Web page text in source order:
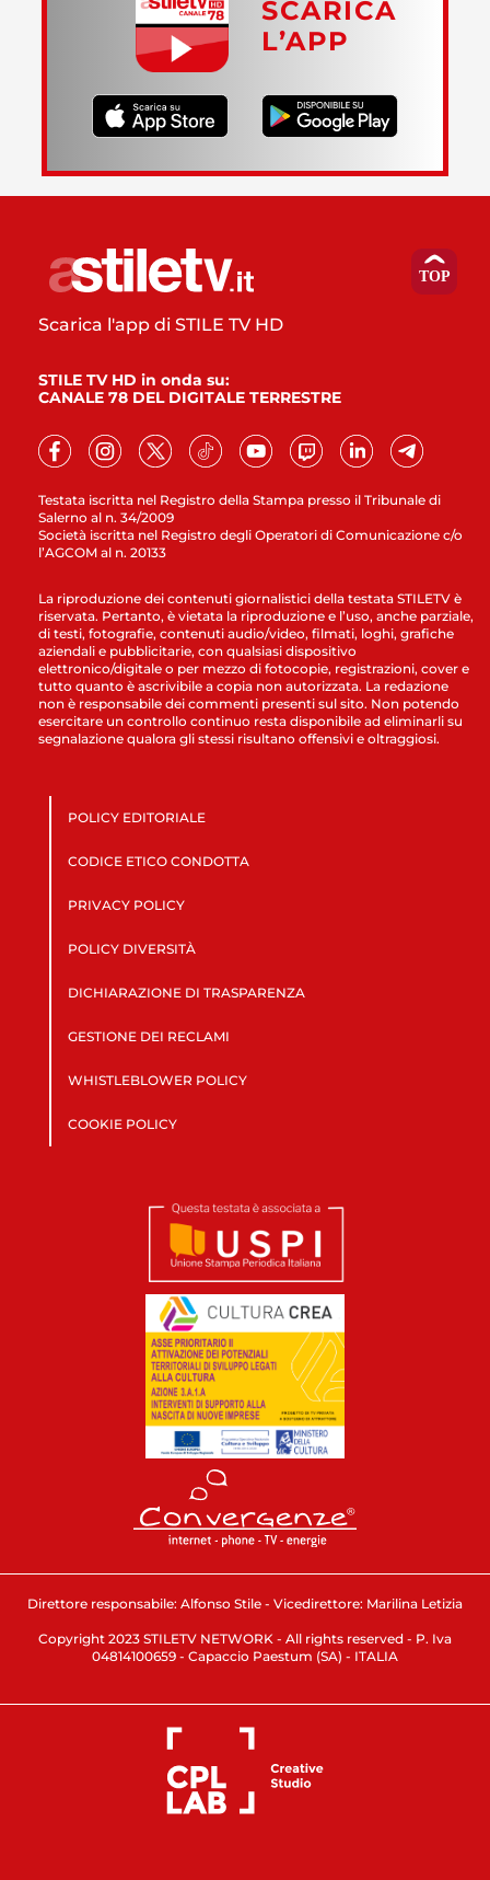
SCARICA
L’APP
Testata iscritta nel Registro della Stampa presso il Tribunale di
Salerno al n. 34/2009
Società iscritta nel Registro degli Operatori di Comunicazione c/o
l’AGCOM al n. 20133
Scarica l'app di STILE TV HD
STILE TV HD in onda su:
CANALE 78 DEL DIGITALE TERRESTRE
La riproduzione dei contenuti giornalistici della testata STILETV è
riservata. Pertanto, è vietata la riproduzione e l’uso, anche parziale,
di testi, fotografie, contenuti audio/video, filmati, loghi, grafiche
aziendali e pubblicitarie, con qualsiasi dispositivo
elettronico/digitale o per mezzo di fotocopie, registrazioni, cover e
tutto quanto è ascrivibile a copia non autorizzata. La redazione
non è responsabile dei commenti presenti sul sito. Non potendo
esercitare un controllo continuo resta disponibile ad eliminarli su
segnalazione qualora gli stessi risultano offensivi e oltraggiosi.
POLICY EDITORIALE
CODICE ETICO CONDOTTA
PRIVACY POLICY
POLICY DIVERSITÀ
DICHIARAZIONE DI TRASPARENZA
GESTIONE DEI RECLAMI
WHISTLEBLOWER POLICY
COOKIE POLICY
Direttore responsabile: Alfonso Stile - Vicedirettore: Marilina Letizia
Copyright 2023 STILETV NETWORK - All rights reserved - P. Iva
04814100659 - Capaccio Paestum (SA) - ITALIA